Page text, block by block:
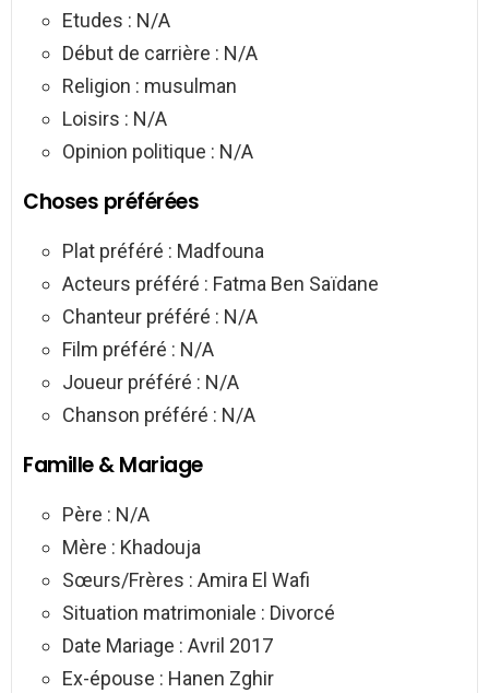
Etudes : N/A
Début de carrière : N/A
Religion : musulman
Loisirs : N/A
Opinion politique : N/A
Choses préférées
Plat préféré : Madfouna
Acteurs préféré : Fatma Ben Saïdane
Chanteur préféré : N/A
Film préféré : N/A
Joueur préféré : N/A
Chanson préféré : N/A
Famille & Mariage
Père : N/A
Mère : Khadouja
Sœurs/Frères : Amira El Wafi
Situation matrimoniale : Divorcé
Date Mariage : Avril 2017
Ex-épouse : Hanen Zghir